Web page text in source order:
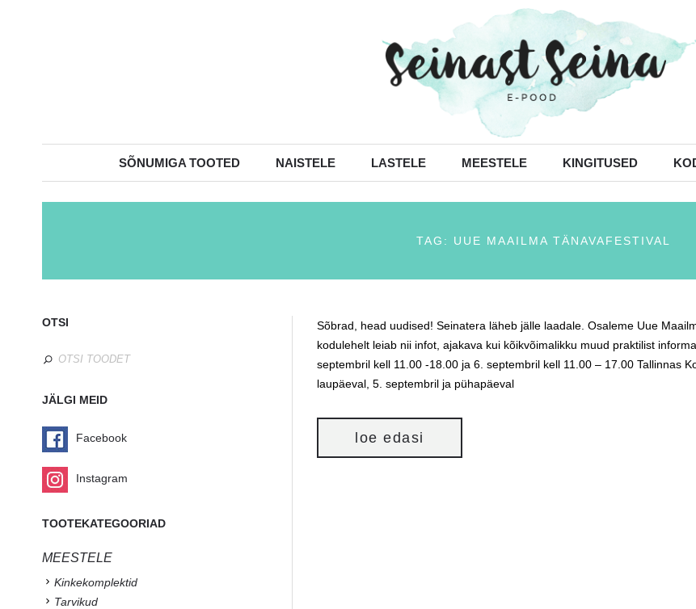
SÕNUMIGA TOOTED NAISTELE LASTELE MEESTELE KINGITUSED
TAG: UUE MAAILMA TÄNAVAFESTIVAL
Sõbrad, head uudised! Seinatera läheb jälle laadale. Osaleme Uue
kodulehelt leiab nii infot, ajakava kui kõikvõimalikku muud praktilist
septembril kell 11.00 -18.00 ja 6. septembril kell 11.00 – 17.00 Tallinnas
laupäeval, 5. septembril ja pühapäeval
loe edasi
OTSI
JÄLGI MEID
Facebook
Instagram
TOOTEKATEGOORIAD
MEESTELE
Kinkekomplektid
Tarvikud